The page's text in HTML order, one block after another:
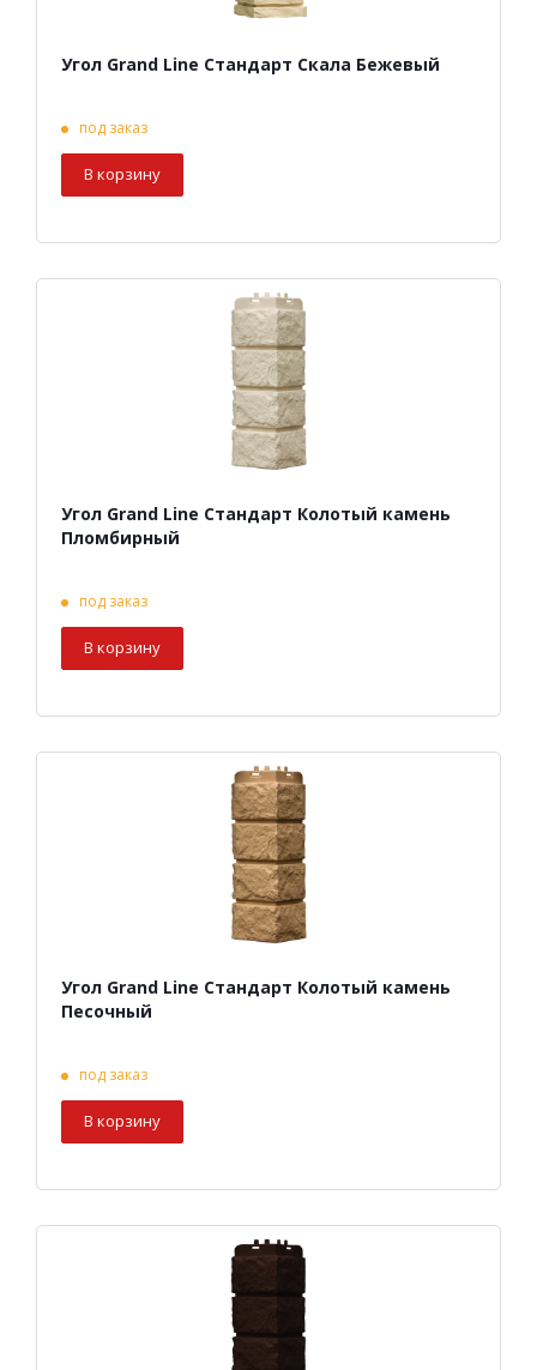
Угол Grand Line Стандарт Скала Бежевый
под заказ
В корзину
Угол Grand Line Стандарт Колотый камень
Пломбирный
под заказ
В корзину
Угол Grand Line Стандарт Колотый камень
Песочный
под заказ
В корзину